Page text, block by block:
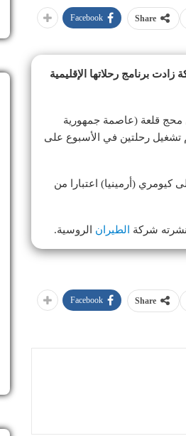
Share
Facebook
زادت برنامج رحلاتها الإقليمية
محج قلعة (عاصمة جمهورية
(الإمارات العربية المتحدة) اعتبارا من 4 أكتوبر 2023. وسيتم تشغيل رحلتين في الأسبوع على
(أرمينيا) اعتبارا من
الطيران الروسية.
Share
Facebook